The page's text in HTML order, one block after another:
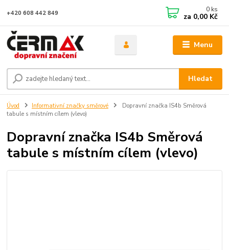
Menu
Hledat
+420 608 442 849 0 ks
za 0,00 Kč
Úvod Informativní značky směrové
Dopravní značka IS4b Směrová
tabule s místním cílem (vlevo)
Dopravní značka IS4b Směrová
tabule s místním cílem (vlevo)